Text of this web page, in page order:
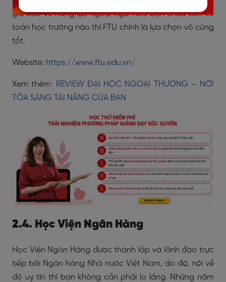
giá cao về năng lực ngoại ngữ. Nếu bạn chưa biết kế
toán học trường nào thì FTU chính là lựa chọn vô cùng
tốt.
Website: https://www.ftu.edu.vn/
Xem thêm: REVIEW ĐẠI HỌC NGOẠI THƯƠNG – NƠI
TỎA SÁNG TÀI NĂNG CỦA BẠN
2.4. Học Viện Ngân Hàng
Học Viện Ngân Hàng được thành lập và lãnh đạo trực
tiếp bởi Ngân hàng Nhà nước Việt Nam, do đó, nói về
độ uy tín thì bạn không cần phải lo lắng. Những năm